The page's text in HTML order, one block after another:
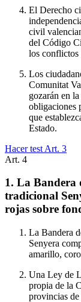
El Derecho
civil
del Código
los conflictos
Los
Comunitat
gozarán en
obligaciones
que
Estado.
Hacer test Art. 3
Art. 4
1. La Bandera
tradicional
rojas sobre
La Bandera
Senyera
amarillo,
Una Ley de
propia de la
provincias